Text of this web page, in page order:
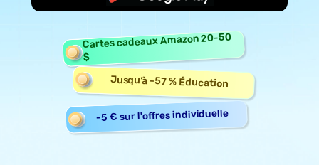
Cartes cadeaux Amazon 20-50
$
Jusqu’à -57 % Éducation
-5 € sur l'offres individuelle